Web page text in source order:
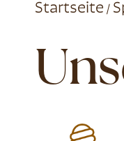
Startseite /